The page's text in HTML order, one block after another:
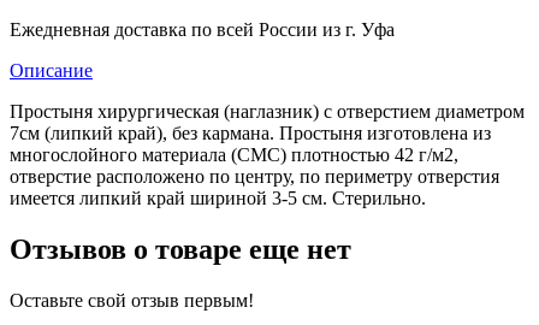
Ежедневная доставка по всей России из г. Уфа
Описание
Простыня хирургическая (наглазник) с отверстием диаметром
7см (липкий край), без кармана. Простыня изготовлена из
многослойного материала (СМС) плотностью 42 г/м2,
отверстие расположено по центру, по периметру отверстия
имеется липкий край шириной 3-5 см. Стерильно.
Отзывов о товаре еще нет
Оставьте свой отзыв первым!